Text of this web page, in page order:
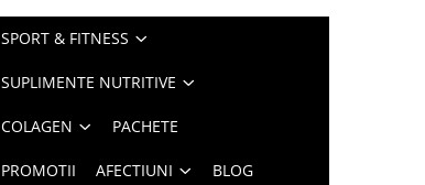
SPORT & FITNESS
SUPLIMENTE NUTRITIVE
COLAGEN PACHETE
PROMOTII AFECTIUNI BLOG